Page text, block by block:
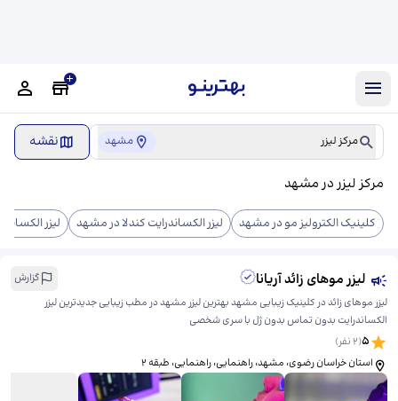
مرکز لیزر مشهد نقشه
مرکز لیزر در مشهد
کلینیک الکترولیز مو در مشهد لیزر الکساندرایت کندلا در مشهد لیزر
لیزر موهای زائد آریانا
گزارش
لیزر موهای زائد در کلینیک زیبایی مشهد بهترین لیزر مشهد در مطب زیبایی جدیدترین لیزر
الکساندرایت بدون تماس بدون ژل با سری شخصی
5
(
2نفر)
استان خراسان رضوی، مشهد، راهنمایی، راهنمایی، ​طبقه ۲